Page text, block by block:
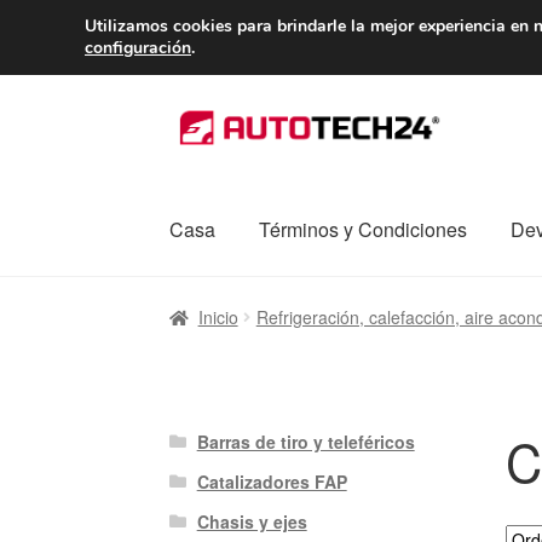
ENTREGA desde
Ir
a
Ir
al
Casa
Términos y Condiciones
InicioCaja registradora Carro Contacto
Inicio Refrigeración, calefacción, aire
Barras de tiro y teleféricos
Catalizadores FAP
Chasis y ejes
Utilizamos cookies para brindarle la mejor experiencia en
configuración.